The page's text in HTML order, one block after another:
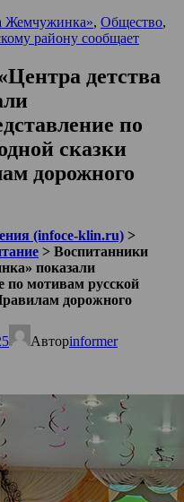
Жемчужинка», Общество,
району сообщает
детства
по
сказки
дорожного
(infoce-klin.ru) >
> Воспитанники
показали
по мотивам русской
дорожного
Авторinformer